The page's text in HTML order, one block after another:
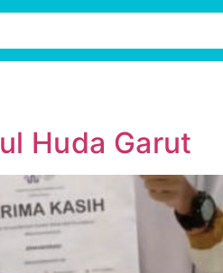
Huda Garut